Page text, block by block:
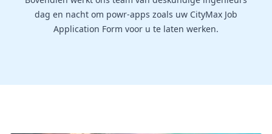
dag en nacht om powr-apps zoals uw CityMax Job
Application Form voor u te laten werken.